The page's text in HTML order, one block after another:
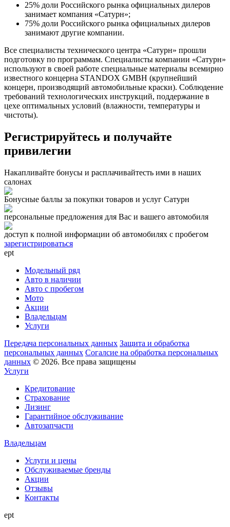
25% доли Российского рынка официальных дилеров
занимает компания «Сатурн»;
75% доли Российского рынка официальных дилеров
занимают другие компании.
Все специалисты технического центра «Сатурн» прошли
подготовку по программам. Специалисты компании «Сатурн»
используют в своей работе специальные материалы всемирно
известного концерна STANDOX GMBH (крупнейший
концерн, производящий автомобильные краски). Соблюдение
требований технологических инструкций, поддержание в
цехе оптимальных условий (влажности, температуры и
чистоты).
Регистрируйтесь и получайте
привилегии
Накапливайте бонусы и расплачивайтесть ими в наших
салонах
Бонусные баллы за покупки товаров и услуг Сатурн
персональные предложения для Вас и вашего автомобиля
доступ к полной информации об автомобилях с пробегом
зарегистрироваться
ept
Модельный ряд
Авто в наличии
Авто с пробегом
Мото
Акции
Владельцам
Услуги
Передача персональных данных Защита и обработка
персональных данных Согалсие на обработка персональных
данных © 2026. Все права защищены
Услуги
Кредитование
Страхование
Лизинг
Гарантийное обслуживание
Автозапчасти
Владельцам
Услуги и цены
Обслуживаемые бренды
Акции
Отзывы
Контакты
ept